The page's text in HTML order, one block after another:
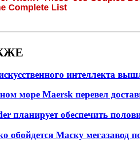
интеллекта
море Maersk перевел
планирует обеспечить
обойдется Маску мегазавод